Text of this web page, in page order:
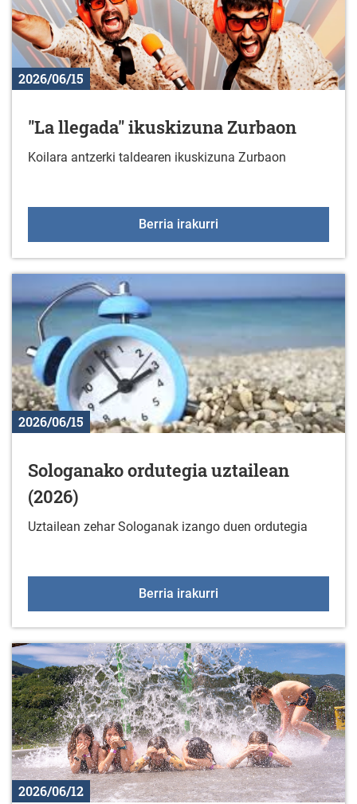
2026/06/15
"La llegada" ikuskizuna Zurbaon
Koilara antzerki taldearen ikuskizuna Zurbaon
Berria irakurri
2026/06/15
Sologanako ordutegia uztailean
(2026)
Uztailean zehar Sologanak izango duen ordutegia
Berria irakurri
2026/06/12